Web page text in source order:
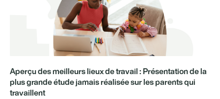
Aperçu des meilleurs lieux de travail : Présentation de la
plus grande étude jamais réalisée sur les parents qui
travaillent